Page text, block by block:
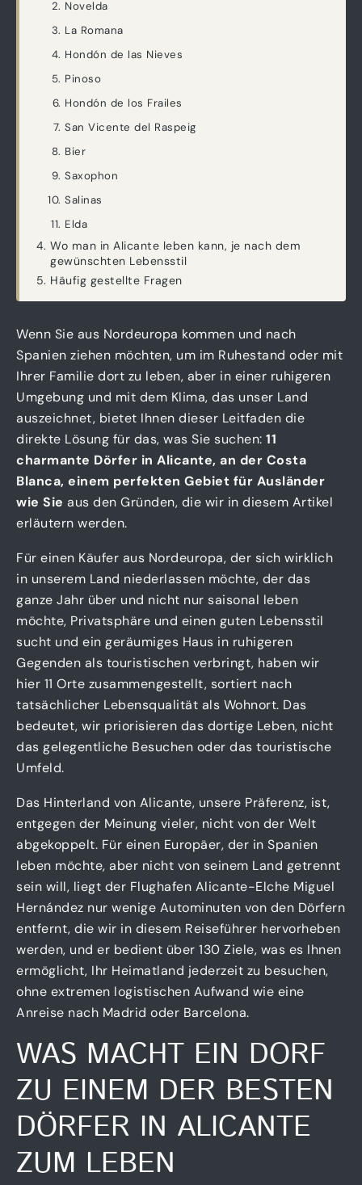
Novelda
La Romana
Hondón de las Nieves
Pinoso
Hondón de los Frailes
San Vicente del Raspeig
Bier
Saxophon
Salinas
Elda
Wo man in Alicante leben kann, je nach dem
gewünschten Lebensstil
Häufig gestellte Fragen
Wenn Sie aus Nordeuropa kommen und nach
Spanien ziehen möchten, um im Ruhestand oder mit
Ihrer Familie dort zu leben, aber in einer ruhigeren
Umgebung und mit dem Klima, das unser Land
auszeichnet, bietet Ihnen dieser Leitfaden die
direkte Lösung für das, was Sie suchen: 11
charmante Dörfer in Alicante, an der Costa
Blanca, einem perfekten Gebiet für Ausländer
wie Sie aus den Gründen, die wir in diesem Artikel
erläutern werden.
Für einen Käufer aus Nordeuropa, der sich wirklich
in unserem Land niederlassen möchte, der das
ganze Jahr über und nicht nur saisonal leben
möchte, Privatsphäre und einen guten Lebensstil
sucht und ein geräumiges Haus in ruhigeren
Gegenden als touristischen verbringt, haben wir
hier 11 Orte zusammengestellt, sortiert nach
tatsächlicher Lebensqualität als Wohnort. Das
bedeutet, wir priorisieren das dortige Leben, nicht
das gelegentliche Besuchen oder das touristische
Umfeld.
Das Hinterland von Alicante, unsere Präferenz, ist,
entgegen der Meinung vieler, nicht von der Welt
abgekoppelt. Für einen Europäer, der in Spanien
leben möchte, aber nicht von seinem Land getrennt
sein will, liegt der Flughafen Alicante-Elche Miguel
Hernández nur wenige Autominuten von den Dörfern
entfernt, die wir in diesem Reiseführer hervorheben
werden, und er bedient über 130 Ziele, was es Ihnen
ermöglicht, Ihr Heimatland jederzeit zu besuchen,
ohne extremen logistischen Aufwand wie eine
Anreise nach Madrid oder Barcelona.
WAS MACHT EIN DORF
ZU EINEM DER BESTEN
DÖRFER IN ALICANTE
ZUM LEBEN